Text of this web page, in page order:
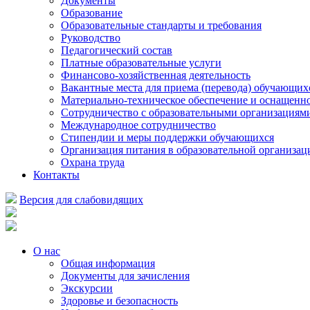
Образование
Образовательные стандарты и требования
Руководство
Педагогический состав
Платные образовательные услуги
Финансово-хозяйственная деятельность
Вакантные места для приема (перевода)
Материально-техническое обеспечение и
Сотрудничество с образовательными
Международное сотрудничество
Стипендии и меры поддержки обучающихся
Организация питания в образовательной
Охрана труда
Контакты
Версия для слабовидящих
О нас
Общая информация
Документы для зачисления
Экскурсии
Здоровье и безопасность